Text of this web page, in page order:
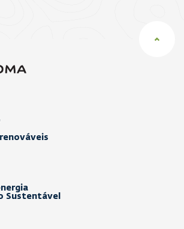
Sustentável